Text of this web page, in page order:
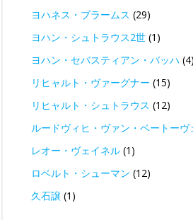
ヨハネス・ブラームス (29)
ヨハン・シュトラウス2世 (1)
ヨハン・セバスティアン・バッハ (4)
リヒャルト・ヴァーグナー (15)
リヒャルト・シュトラウス (12)
ルードヴィヒ・ヴァン・ベートーヴ
レオー・ヴェイネル (1)
ロベルト・シューマン (12)
久石譲 (1)